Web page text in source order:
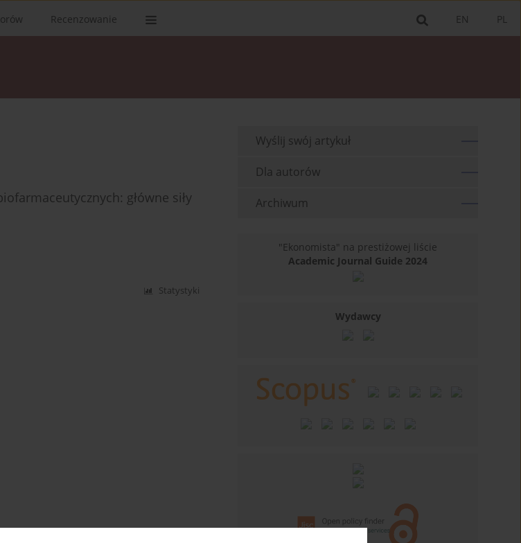
PL
EN
Recenzowanie
główne siły
Statystyki
Wyślij swój artykuł
Dla autorów
Archiwum
"Ekonomista" na prestiżowej liście
Academic Journal Guide 2024
Wydawcy